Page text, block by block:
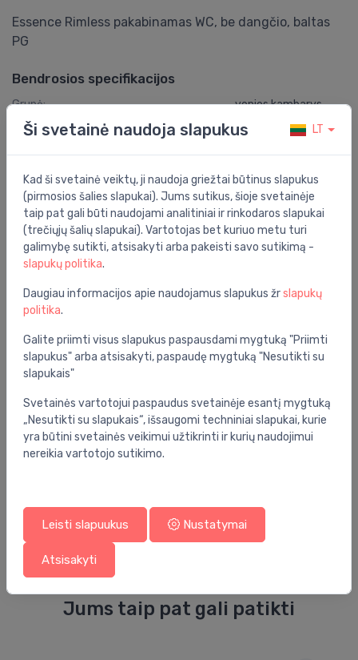
Essence Rimless pakabinamas WC, be dangčio, baltas
PG
Bendrosios specifikacijos
Grupė: vonios kambarys
Spalva: balta
Vieta: ant sienos
Plotis: 360 laipsnių
Dengimas: lengva valyti
Serija:
Savybės: be lygaus krašto
Gylis (mm):
Specifikacija
Produkto kodas: 3957100H
Jums taip pat gali patikti
Ši svetainė naudoja slapukus LT
Kad ši svetainė veiktų, ji naudoja griežtai būtinus slapukus
(pirmosios šalies slapukai). Jums sutikus, šioje svetainėje
taip pat gali būti naudojami analitiniai ir rinkodaros slapukai
(trečiųjų šalių slapukai). Vartotojas bet kuriuo metu turi
galimybę sutikti, atsisakyti arba pakeisti savo sutikimą -
slapukų politika.
Daugiau informacijos apie naudojamus slapukus žrslapukų
politika.
Galite priimti visus slapukus paspausdami mygtuką "Priimti
slapukus" arba atsisakyti, paspaudę mygtuką "Nesutikti su
slapukais"
Svetainės vartotojui paspaudus svetainėje esantį mygtuką
„Nesutikti su slapukais“, išsaugomi techniniai slapukai, kurie
yra būtini svetainės veikimui užtikrinti ir kurių naudojimui
nereikia vartotojo sutikimo.
Leisti slapuukus Nustatymai
Atsisakyti